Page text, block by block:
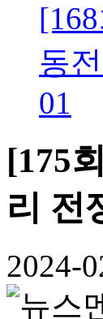
동
01
[175
리 전
2024-